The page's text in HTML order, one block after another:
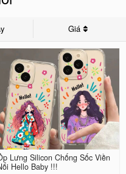
Giá
Lưng Silicon Chống Sốc Viền
Hello Baby !!!